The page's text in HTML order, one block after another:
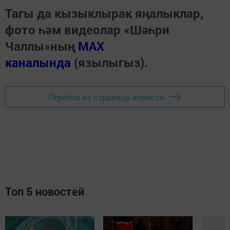
Тагы да кызыклырак яңалыклар,
фото һәм видеолар «Шәһри
Чаллы»ның MAX
каналында (язылыгыз).
Перейти на страницу новости
Топ 5 новостей